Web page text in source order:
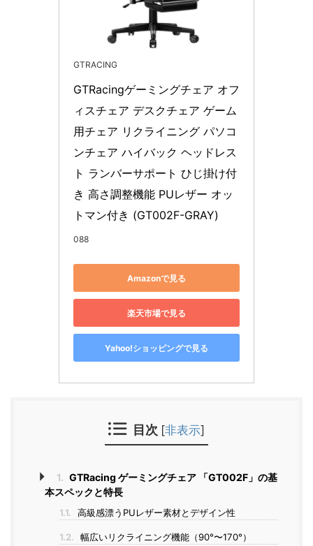
GTRACING
GTRacingゲーミングチェア オフ
ィスチェア デスクチェア ゲーム
用チェア リクライニング パソコ
ンチェア ハイバック ヘッドレス
ト ランバーサポート ひじ掛け付
き 高さ調整機能 PUレザー オッ
トマン付き (GT002F-GRAY)
088
Amazonで見る
楽天市場で見る
Yahoo!ショッピングで見る
目次 [非表示]
1. GTRacing ゲーミングチェア 「GT002F」の基
本スペックと特長
1.1. 高級感漂うPUレザー素材とデザイン性
1.2. 幅広いリクライニング機能（90°〜170°）